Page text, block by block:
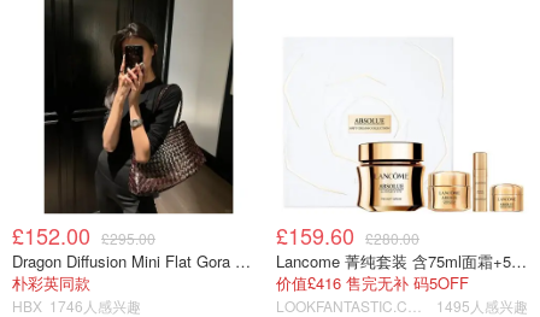
图片来自于@harrods ，版权属于原作者
3. 时尚单品情人节限定
Jellycat红色爱心玩偶
Jellycat没有哪个女生会躲过它的可爱吧！情人节就最适合
送
爱心钥匙扣 爱心玩偶斜挎包啦！可可爱爱！
£152.00 £295.00
Dragon Diffusion Mini Flat Gora 深棕色手提包
朴彩英同款
HBX 1746人感兴趣
£159.60 £280.00
Lancome 菁纯套装 含75ml面霜+5ml精华+5ml眼霜
价值£416 售完无补 码5OFF
1495人感兴趣